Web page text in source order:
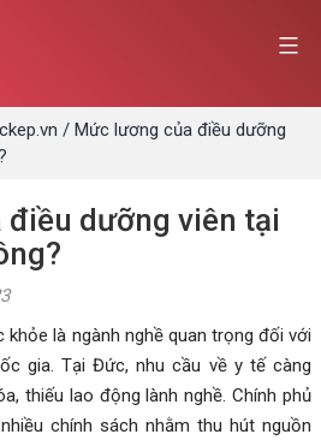
/ Mức lương của điều dưỡng
dưỡng viên tại
là ngành nghề quan trọng đối với
gia. Tại Đức, nhu cầu về y tế càng
thiếu lao động lành nghề. Chính phủ
chính sách nhằm thu hút nguồn